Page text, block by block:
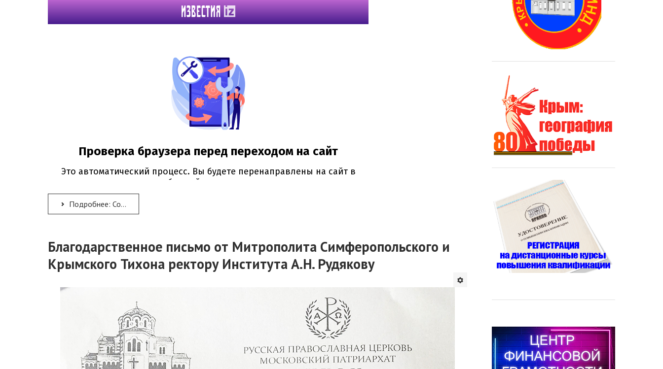
Подробнее: Советник Президента РФ Елена Ямпольская оценила инициативы крымских русистов
Благодарственное письмо от Митрополита Симферопольского и
Крымского Тихона ректору Института А.Н. Рудякову